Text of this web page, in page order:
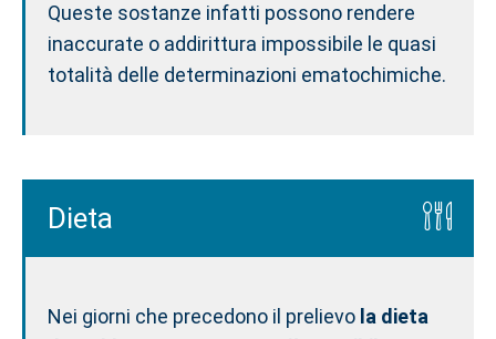
Queste sostanze infatti possono rendere
inaccurate o addirittura impossibile le quasi
totalità delle determinazioni ematochimiche.
Dieta
Nei giorni che precedono il prelievo la dieta